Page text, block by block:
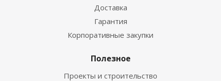
Доставка
Гарантия
Корпоративные закупки
Полезное
Проекты и строительство